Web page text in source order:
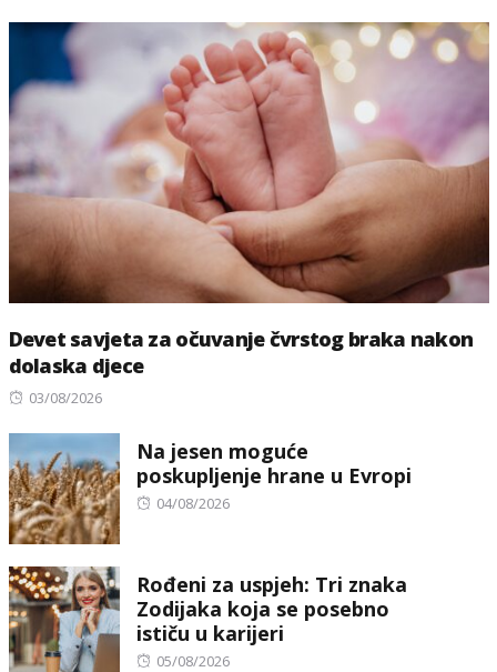
Devet savjeta za očuvanje čvrstog braka nakon
dolaska djece
Posted
03/08/2026
Na jesen moguće
poskupljenje hrane u Evropi
Posted
04/08/2026
Rođeni za uspjeh: Tri znaka
Zodijaka koja se posebno
ističu u karijeri
Posted
05/08/2026